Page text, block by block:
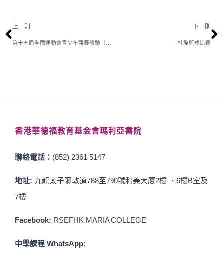
上一則 下一則
社際籃球比賽
香港華德福教育基金會瑪利亞書院
聯絡電話： (852) 2361 5147
地址: 九龍太子彌敦道788至790號利美大廈2樓 、6樓B室及
7樓
Facebook: RSEFHK MARIA COLLEGE
中學課程 WhatsApp: